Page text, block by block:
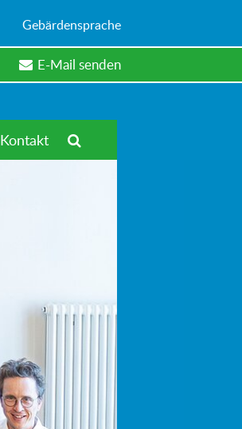
Gebärdensprache
E-Mail senden
Kontakt